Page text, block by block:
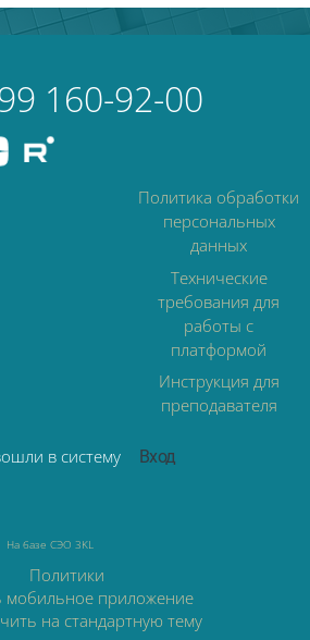
160-92-00
Политика обработки
персональных
данных
Технические
требования для
работы с
платформой
Инструкция для
преподавателя
в систему Вход
На базе СЭО 3KL
Политики
мобильное приложение
на стандартную тему